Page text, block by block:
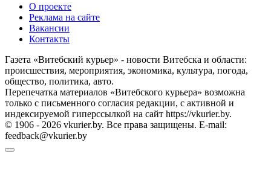
О проекте
Реклама на сайте
Вакансии
Контакты
Газета «Витебский курьер» - новости Витебска и области:
происшествия, мероприятия, экономика, культура, погода,
общество, политика, авто.
Перепечатка материалов «Витебского курьера» возможна
только с письменного согласия редакции, с активной и
индексируемой гиперссылкой на сайт https://vkurier.by.
© 1906 - 2026 vkurier.by. Все права защищены. E-mail:
feedback@vkurier.by